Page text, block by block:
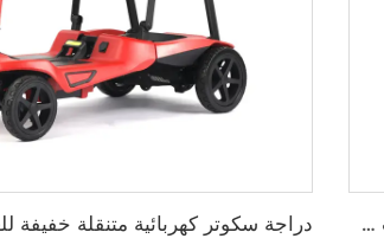
BC-MS211FAF سكوتر حركة كهربائي بـ 4 عجلات طي أوتوماتيكي بالكامل للبالغين